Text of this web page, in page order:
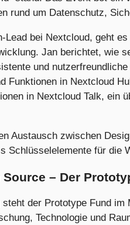
rund um Datenschutz,
bei Nextcloud, geht
Jan berichtet, wie
und
Funktionen in Nextcloud
in Nextcloud Talk, ein
Austausch zwischen
Schlüsselelemente für die
– Der
steht der Prototype Fund
Technologie und